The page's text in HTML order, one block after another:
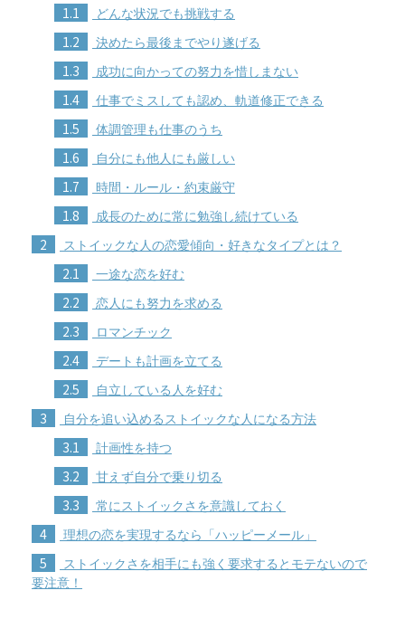
1.1 どんな状況でも挑戦する
1.2 決めたら最後までやり遂げる
1.3 成功に向かっての努力を惜しまない
1.4 仕事でミスしても認め、軌道修正できる
1.5 体調管理も仕事のうち
1.6 自分にも他人にも厳しい
1.7 時間・ルール・約束厳守
1.8 成長のために常に勉強し続けている
2 ストイックな人の恋愛傾向・好きなタイプとは？
2.1 一途な恋を好む
2.2 恋人にも努力を求める
2.3 ロマンチック
2.4 デートも計画を立てる
2.5 自立している人を好む
3 自分を追い込めるストイックな人になる方法
3.1 計画性を持つ
3.2 甘えず自分で乗り切る
3.3 常にストイックさを意識しておく
4 理想の恋を実現するなら「ハッピーメール」
5
ストイックさを相手にも強く要求するとモテないので
要注意！